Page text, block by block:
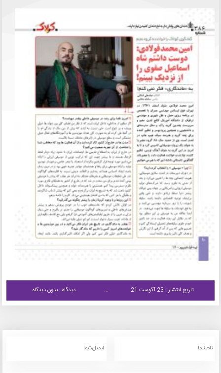
تاریخ انتشار : 23 آگوست 21 دیدگاه : بدون دیدگاه